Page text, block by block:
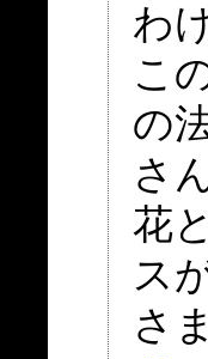
わ
こ
の
さ
花
ス
さ